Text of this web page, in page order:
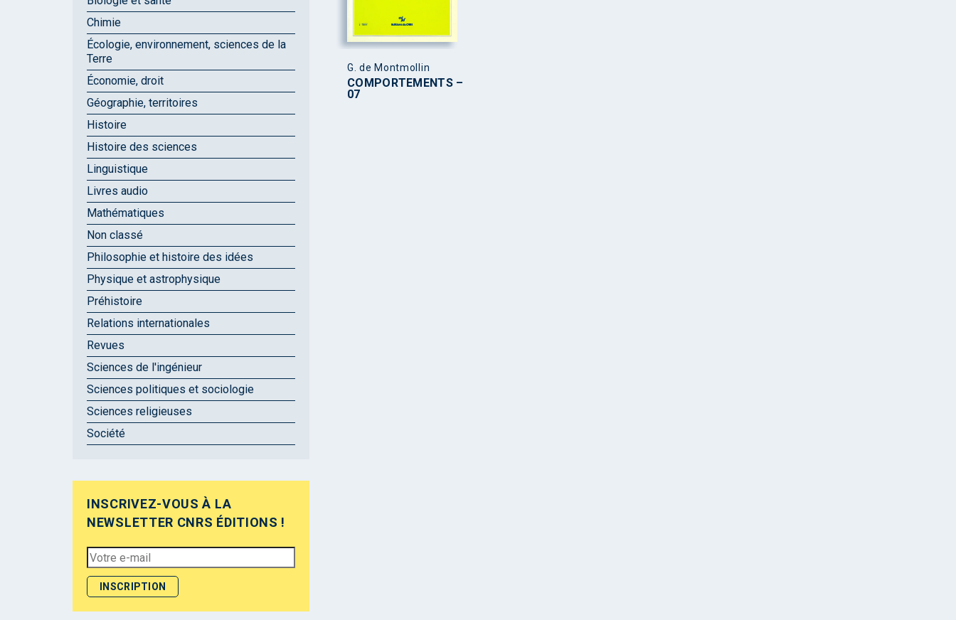
G. de Montmollin
COMPORTEMENTS –
07
Chimie
Écologie, environnement, sciences de la
Terre
Économie, droit
Géographie, territoires
Histoire
Histoire des sciences
Linguistique
Livres audio
Mathématiques
Non classé
Philosophie et histoire des idées
Physique et astrophysique
Préhistoire
Relations internationales
Revues
Sciences de l'ingénieur
Sciences politiques et sociologie
Sciences religieuses
Société
INSCRIVEZ-VOUS À LA
NEWSLETTER CNRS ÉDITIONS !